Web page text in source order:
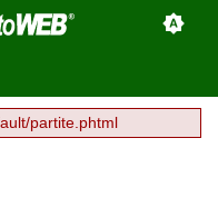
partite.phtml